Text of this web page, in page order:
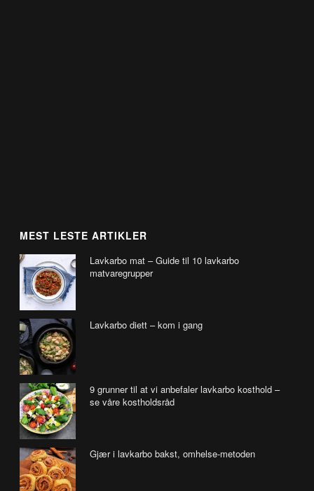
MEST LESTE ARTIKLER
Lavkarbo mat – Guide til 10 lavkarbo
matvaregrupper
Lavkarbo diett – kom i gang
9 grunner til at vi anbefaler lavkarbo kosthold –
se våre kostholdsråd
Gjær i lavkarbo bakst, omhelse-metoden